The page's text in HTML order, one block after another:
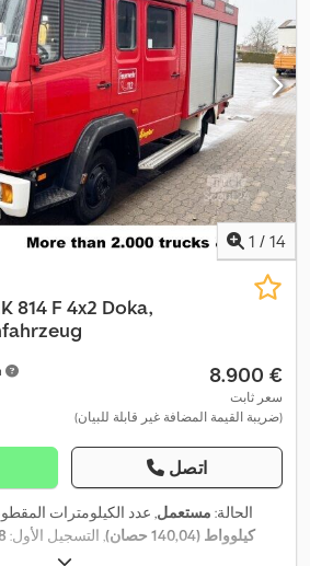
1 / 14
814 F 4x2 Doka,
‏8.900 €
سعر ثابت
(ضريبة القيمة المضافة غير قابلة للبيان)
اتصل
الحالة: مستعمل, عدد الكيلومترات
كيلوواط (140,04 حصان)
, التسجيل الأول:
, الوزن الأقصى